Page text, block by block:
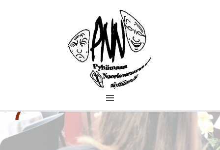
PYHÄMAAN
NUORISOSEURAN
NÄYTTÄMÖ
7